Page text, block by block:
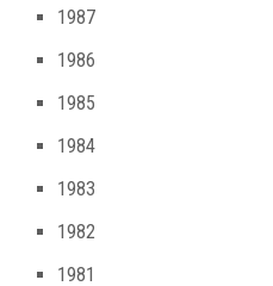
1987
1986
1985
1984
1983
1982
1981